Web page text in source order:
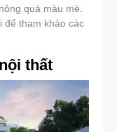
quá màu mè.
để tham khảo các
thất